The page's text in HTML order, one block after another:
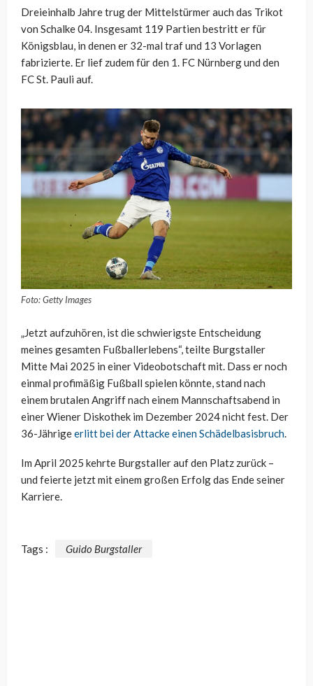
Dreieinhalb Jahre trug der Mittelstürmer auch das Trikot
von Schalke 04. Insgesamt 119 Partien bestritt er für
Königsblau, in denen er 32-mal traf und 13 Vorlagen
fabrizierte. Er lief zudem für den 1. FC Nürnberg und den
FC St. Pauli auf.
Foto: Getty Images
„Jetzt aufzuhören, ist die schwierigste Entscheidung
meines gesamten Fußballerlebens“, teilte Burgstaller
Mitte Mai 2025 in einer Videobotschaft mit. Dass er noch
einmal profimäßig Fußball spielen könnte, stand nach
einem brutalen Angriff nach einem Mannschaftsabend in
einer Wiener Diskothek im Dezember 2024 nicht fest. Der
36-Jährigeerlitt bei der Attacke einen Schädelbasisbruch.
Im April 2025 kehrte Burgstaller auf den Platz zurück –
und feierte jetzt mit einem großen Erfolg das Ende seiner
Karriere.
Tags : Guido Burgstaller